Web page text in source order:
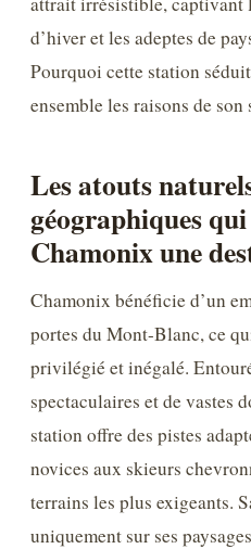
d’hiver et les adeptes de
Pourquoi cette station
ensemble les raisons de son
Les atouts
géographiques
Chamonix une
Chamonix bénéficie d’un
portes du Mont-Blanc, ce
privilégié et inégalé.
spectaculaires et de vastes
station offre des pistes
novices aux skieurs
terrains les plus exigeants.
uniquement sur ses